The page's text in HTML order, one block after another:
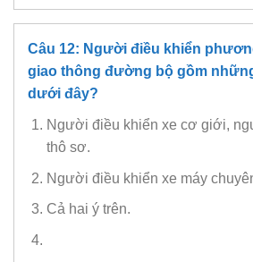
Câu 12: Người điều khiển
giao thông đường bộ gồm
dưới đây?
Người điều khiển xe cơ giới,
thô sơ.
Người điều khiển xe máy
Cả hai ý trên.